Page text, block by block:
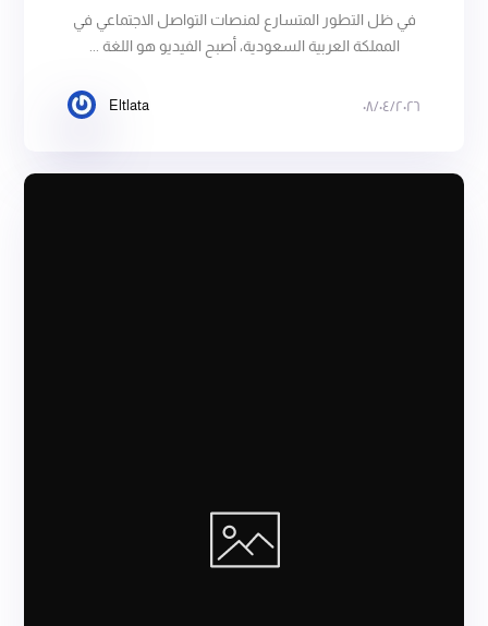
Eltlata ٠٨/٠٤/٢٠٢٦
في ظل التطور المتسارع لمنصات التواصل الاجتماعي في
المملكة العربية السعودية، أصبح الفيديو هو اللغة ...